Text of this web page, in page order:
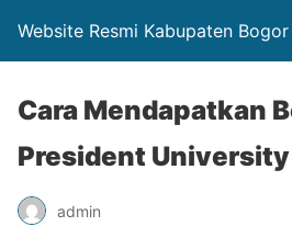
Website Resmi Kabupaten
Cara Mendapatkan
President University
admin